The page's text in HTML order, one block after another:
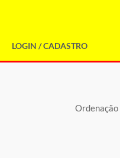
LOGIN / CADASTRO